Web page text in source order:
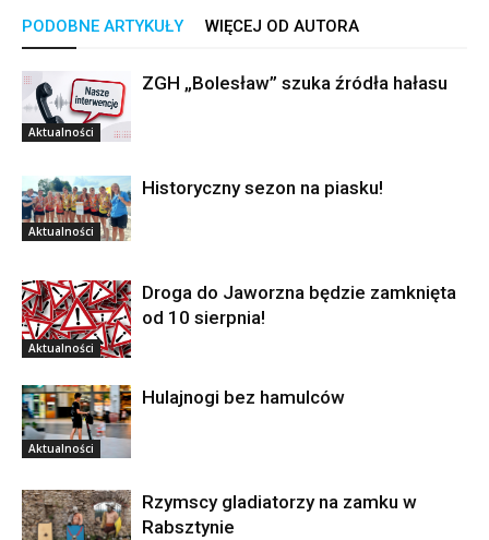
PODOBNE ARTYKUŁY WIĘCEJ OD AUTORA
Aktualności
ZGH „Bolesław” szuka źródła hałasu
Aktualności
Historyczny sezon na piasku!
Aktualności
Droga do Jaworzna będzie zamknięta
od 10 sierpnia!
Aktualności
Hulajnogi bez hamulców
Rzymscy gladiatorzy na zamku w
Rabsztynie